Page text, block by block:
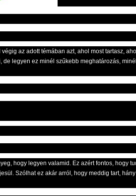
az adott témában azt, ahol most tartasz,
legyen ez minél szűkebb meghatározás,
hogy legyen valamid. Ez azért fontos, hogy
Szólhat ez akár arról, hogy meddig tart,